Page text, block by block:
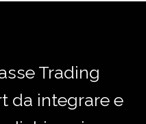
Trading
da integrare e